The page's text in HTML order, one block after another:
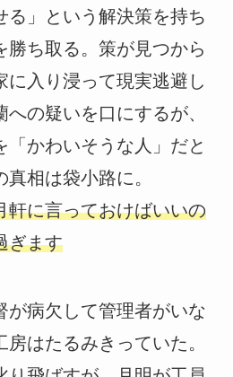
る」という解決策を持ち
勝ち取る。策が見つから
に入り浸って現実逃避し
の疑いを口にするが、
「かわいそうな人」だと
相は袋小路に。
軒に言っておけばいいの
ぎます
が病欠して管理者がいな
房はたるみきっていた。